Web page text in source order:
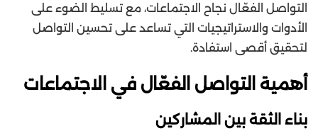
التواصل الفعّال نجاح الاجتماعات، مع تسليط الضوء على
الأدوات والاستراتيجيات التي تساعد على تحسين التواصل
لتحقيق أقصى استفادة.
أهمية التواصل الفعّال في الاجتماعات
بناء الثقة بين المشاركين